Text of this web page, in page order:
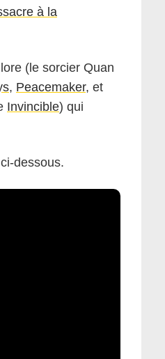
à la
(le sorcier Quan
, Peacemaker, et
Invincible) qui
dessous.